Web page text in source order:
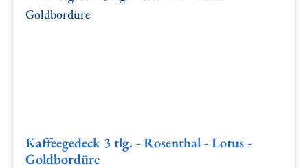
Kaffeegedeck 3 tlg. - Rosenthal - Lotus -
Goldbordüre